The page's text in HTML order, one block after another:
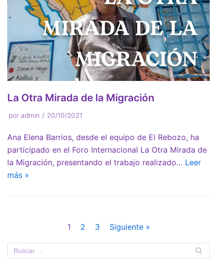
La Otra Mirada de la Migración
por admin 20/10/2021
Ana Elena Barrios, desde el equipo de El Rebozo, ha
participado en el Foro Internacional La Otra Mirada de
la Migración, presentando el trabajo realizado… Leer
más »
1 2 3 Siguiente »